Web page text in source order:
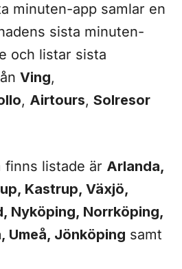
minuten-app samlar en
sista minuten-
och listar sista
Ving,
, Airtours, Solresor
listade är Arlanda,
Kastrup, Växjö,
Nyköping, Norrköping,
Umeå, Jönköping samt